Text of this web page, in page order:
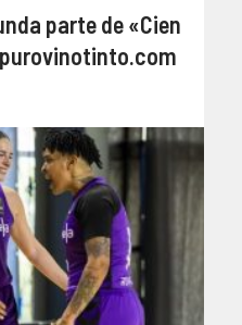
parte de «Cien